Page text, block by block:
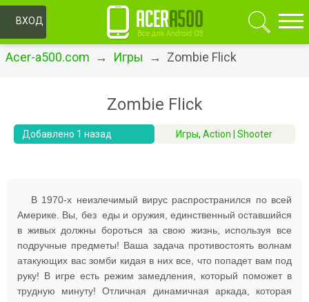
ВХОД
Acer-a500.com → Игры → Zombie Flick
Zombie Flick
Добавлено 1 назад Игры, Action | Shooter
В 1970-х неизлечимый вирус распространился по всей
Америке. Вы, без еды и оружия, единственный оставшийся
в живых должны бороться за свою жизнь, используя все
подручные предметы! Ваша задача противостоять волнам
атакующих вас зомби кидая в них все, что попадет вам под
руку! В игре есть режим замедления, который поможет в
трудную минуту! Отличная динамичная аркада, которая